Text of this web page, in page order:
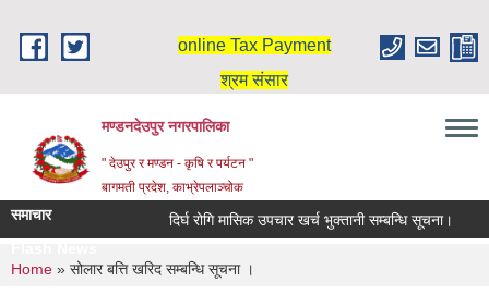
online Tax Payment
श्रम संसार
मण्डनदेउपुर नगरपालिका
" देउपुर र मण्डन - कृषि र पर्यटन "
बागमती प्रदेश, काभ्रेपलाञ्चोक
समाचार दिर्घ रोगि मासिक उपचार खर्च भुक्तानी सम्बन्धि सूचना।
You are here
Home » सोलार बत्ति खरिद सम्बन्धि सूचना ।